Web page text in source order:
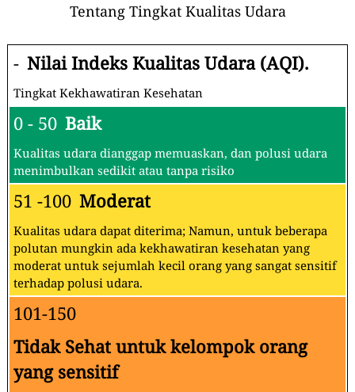
Tentang Tingkat Kualitas Udara
- Nilai Indeks Kualitas Udara (AQI).
Tingkat Kekhawatiran Kesehatan
0 - 50 Baik
Kualitas udara dianggap memuaskan, dan polusi udara
menimbulkan sedikit atau tanpa risiko
51 -100 Moderat
Kualitas udara dapat diterima; Namun, untuk beberapa
polutan mungkin ada kekhawatiran kesehatan yang
moderat untuk sejumlah kecil orang yang sangat sensitif
terhadap polusi udara.
101-150
Tidak Sehat untuk kelompok orang
yang sensitif